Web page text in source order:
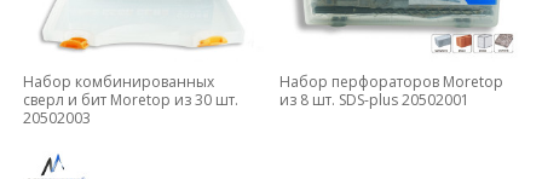
Набор комбинированных
сверл и бит Moretop из 30 шт.
20502003
Набор перфораторов Moretop
из 8 шт. SDS-plus 20502001